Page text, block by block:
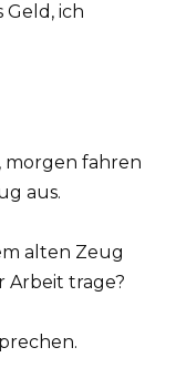
Geld, ich
morgen fahren
aus.
alten Zeug
Arbeit trage?